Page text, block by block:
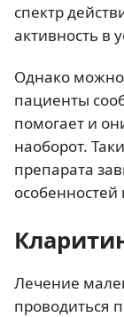
спектр
активность в
Однако можно
пациенты
помогает и
наоборот.
препарата
особенностей
Лечение
проводиться